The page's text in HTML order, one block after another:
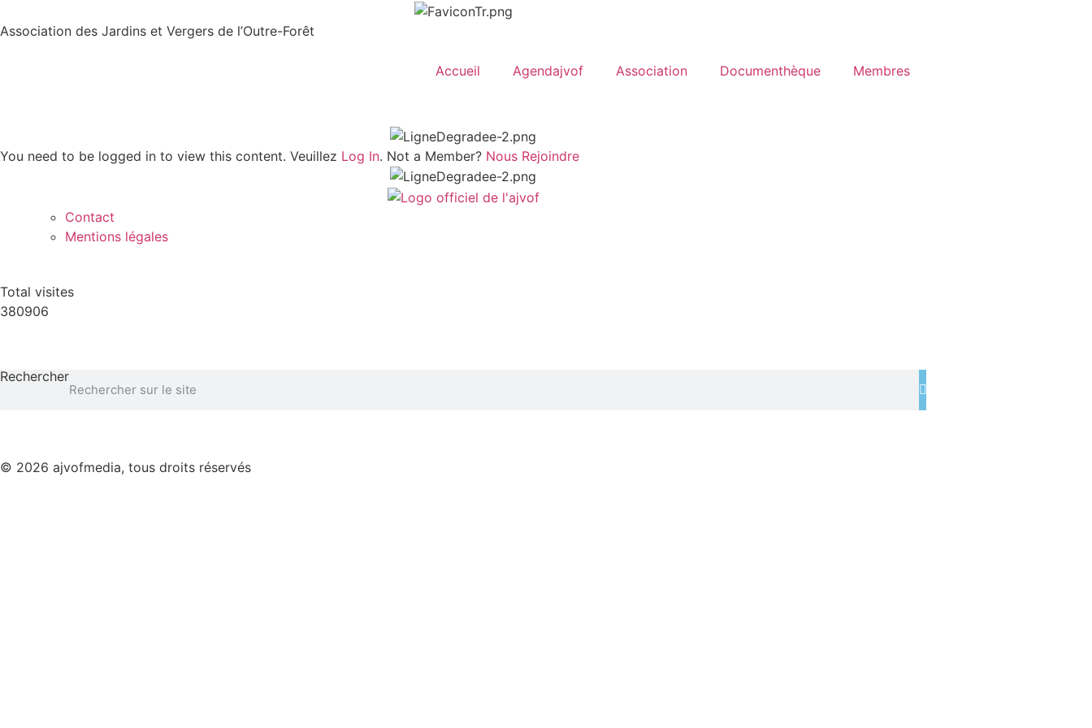
Association des Jardins et Vergers de l’Outre-Forêt
Accueil Agendajvof Association Documenthèque Membres
You need to be logged in to view this content. Veuillez Log In. Not a Member? Nous Rejoindre
Contact
Mentions légales
Total visites
380906
Rechercher
© 2026 ajvofmedia, tous droits réservés